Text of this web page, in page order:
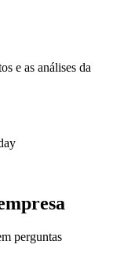
e as análises da
perguntas